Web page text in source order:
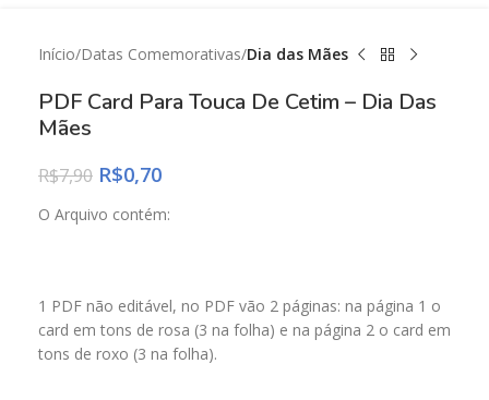
Início Datas Comemorativas Dia das Mães
PDF Card Para Touca De Cetim – Dia Das
Mães
R$7,90 R$0,70
O Arquivo contém:
1 PDF não editável, no PDF vão 2 páginas: na página 1 o
card em tons de rosa (3 na folha) e na página 2 o card em
tons de roxo (3 na folha).